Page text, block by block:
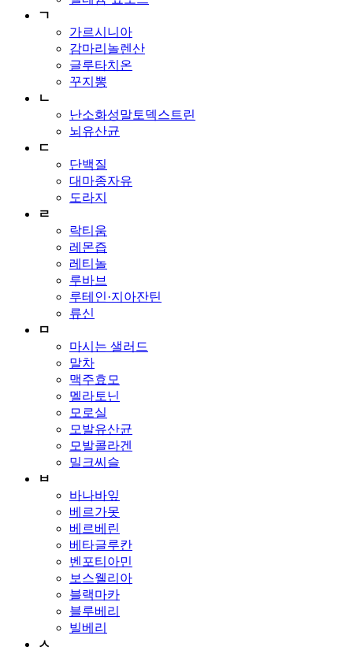
ㄱ
가르시니아
감마리놀렌산
글루타치온
꾸지뽕
ㄴ
난소화성말토덱스트린
뇌유산균
ㄷ
단백질
대마종자유
도라지
ㄹ
락티움
레몬즙
레티놀
루바브
루테인·지아잔틴
류신
ㅁ
마시는 샐러드
말차
맥주효모
멜라토닌
모로실
모발유산균
모발콜라겐
밀크씨슬
ㅂ
바나바잎
베르가못
베르베린
베타글루칸
벤포티아민
보스웰리아
블랙마카
블루베리
빌베리
ㅅ